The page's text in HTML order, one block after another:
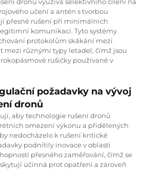
učení a antén s tvorbou
přesné rušení při minimálních
komunikaci. Tyto systémy
protokolům skákání mezi
mezi různými typy letadel, čímž jsou
rušičky používané v
požadavky na vývoj
dronů
aby technologie rušení dronů
omezení výkonu a přidělených
nedocházelo k rušení kritické
podnítily inovace v oblasti
přesného zaměřování, čímž se
účinná prot opatření a zároveň